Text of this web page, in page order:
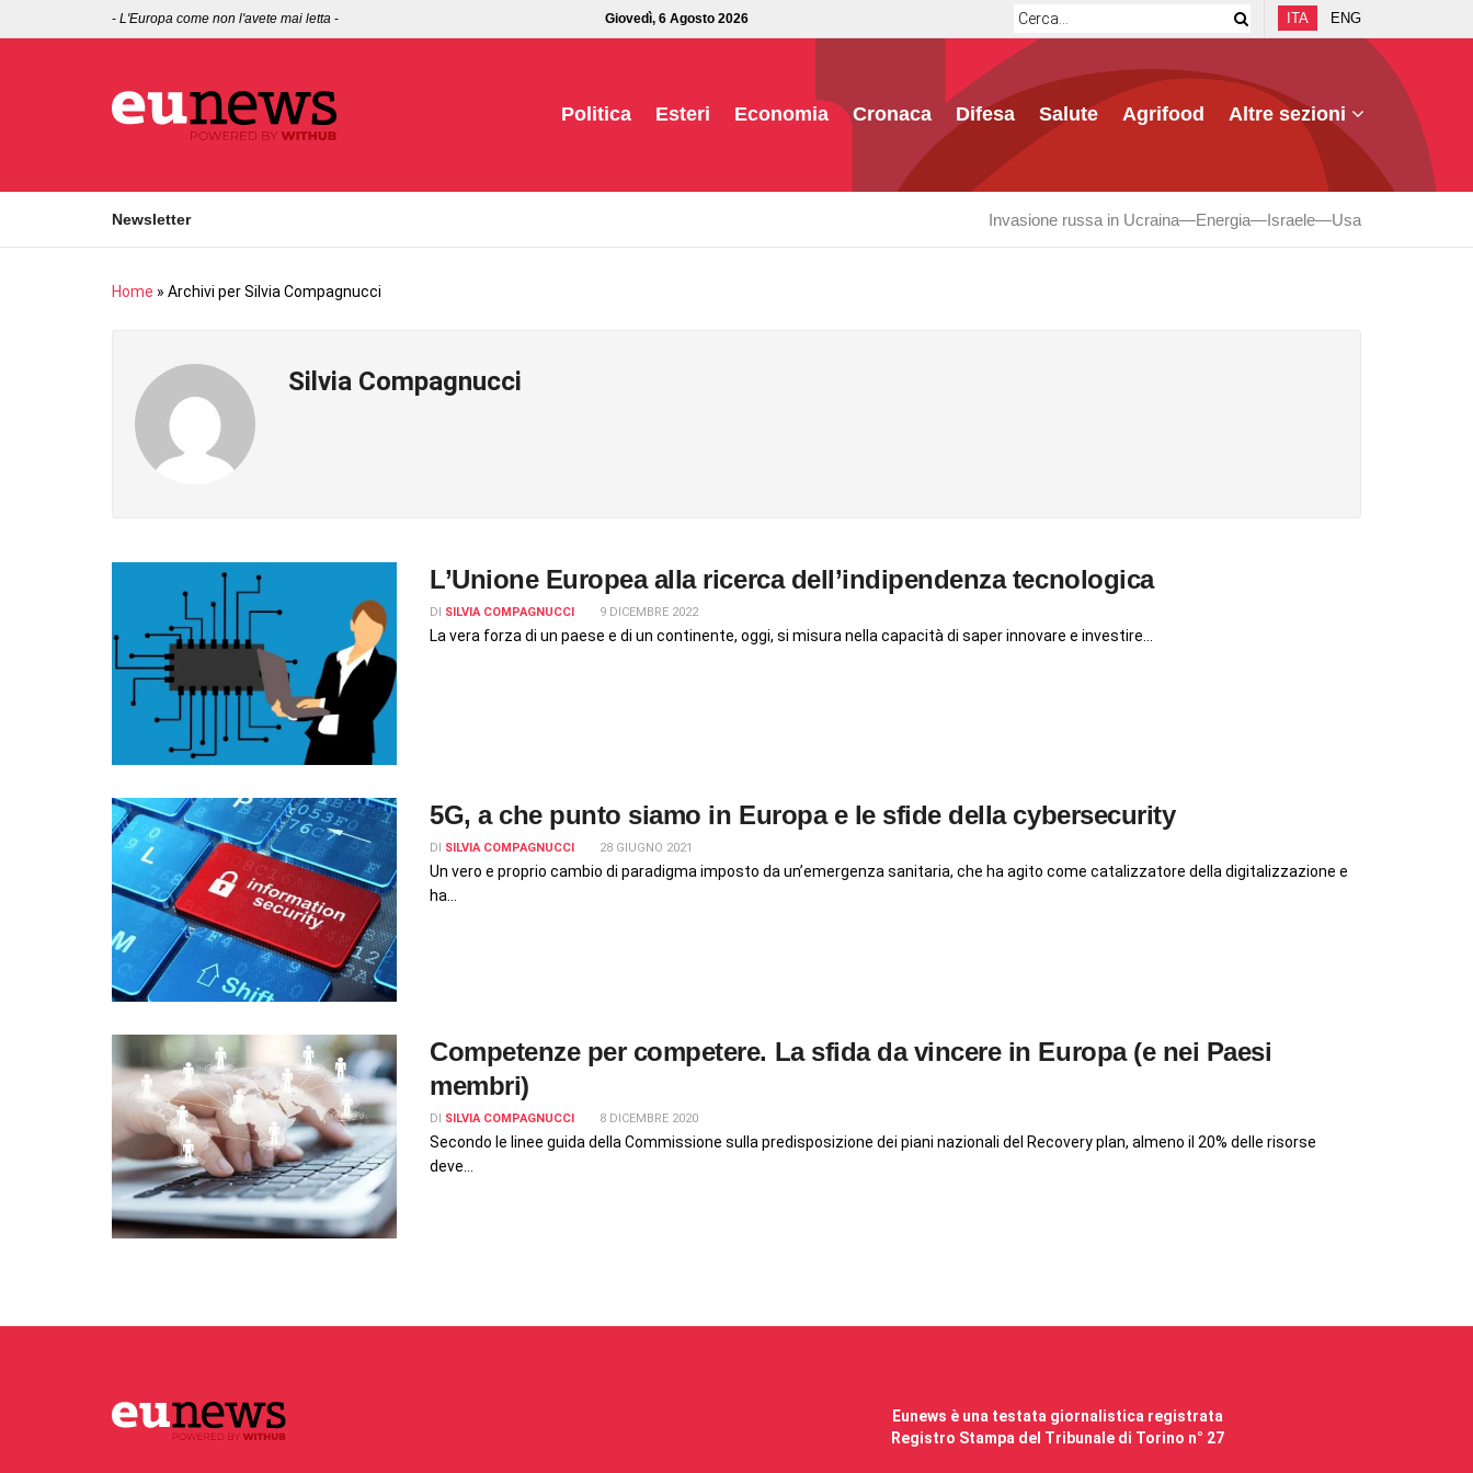
- L'Europa come non l'avete mai letta - Giovedì, 6 Agosto 2026 ITA ENG
Politica Esteri Economia Cronaca Difesa Salute Agrifood Altre sezioni
Newsletter Invasione russa in Ucraina Energia Israele Usa
Home » Archivi per Silvia Compagnucci
Silvia Compagnucci
L’Unione Europea alla ricerca dell’indipendenza tecnologica
DI SILVIA COMPAGNUCCI 9 DICEMBRE 2022
La vera forza di un paese e di un continente, oggi, si misura nella capacità di saper innovare e investire...
5G, a che punto siamo in Europa e le sfide della cybersecurity
DI SILVIA COMPAGNUCCI 28 GIUGNO 2021
Un vero e proprio cambio di paradigma imposto da un’emergenza sanitaria, che ha agito come catalizzatore della digitalizzazione e
ha...
Competenze per competere. La sfida da vincere in Europa (e nei Paesi
membri)
DI SILVIA COMPAGNUCCI 8 DICEMBRE 2020
Secondo le linee guida della Commissione sulla predisposizione dei piani nazionali del Recovery plan, almeno il 20% delle risorse
deve...
Eunews è una testata giornalistica registrata
Registro Stampa del Tribunale di Torino n° 27